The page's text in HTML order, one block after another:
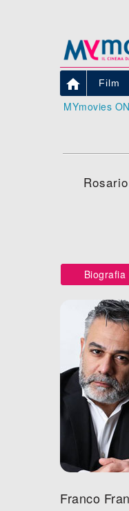
 Film
MYmovies
Biografia
Franco